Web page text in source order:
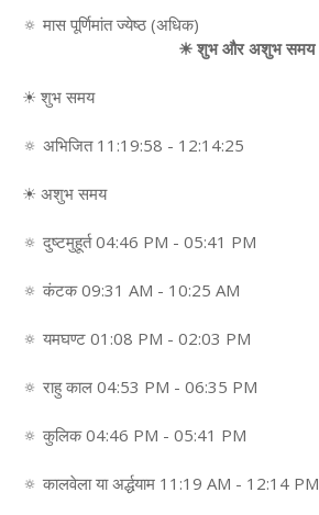
🔅 मास पूर्णिमांत ज्येष्ठ (अधिक)
☀ शुभ और अशुभ समय
☀ शुभ समय
🔅 अभिजित 11:19:58 - 12:14:25
☀ अशुभ समय
🔅 दुष्टमुहूर्त 04:46 PM - 05:41 PM
🔅 कंटक 09:31 AM - 10:25 AM
🔅 यमघण्ट 01:08 PM - 02:03 PM
🔅 राहु काल 04:53 PM - 06:35 PM
🔅 कुलिक 04:46 PM - 05:41 PM
🔅 कालवेला या अर्द्धयाम 11:19 AM - 12:14 PM